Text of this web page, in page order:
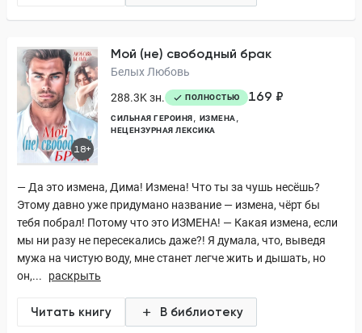
18+
Мой (не) свободный брак
Белых Любовь
288.3K зн.
ПОЛНОСТЬЮ 169 ₽
СИЛЬНАЯ ГЕРОИНЯ
ИЗМЕНА
НЕЦЕНЗУРНАЯ ЛЕКСИКА
— Да это измена, Дима! Измена! Что ты за чушь несёшь?
Этому давно уже придумано название — измена, чёрт бы
тебя побрал! Потому что это ИЗМЕНА! — Какая измена, если
мы ни разу не пересекались даже?! Я думала, что, выведя
мужа на чистую воду, мне станет легче жить и дышать, но
он,...
раскрыть
Читать книгу В библиотеку